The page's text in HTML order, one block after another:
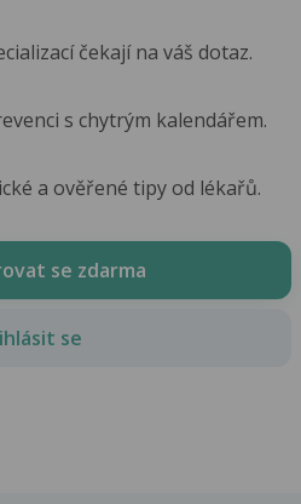
čekají na váš dotaz.
s chytrým kalendářem.
a ověřené tipy od lékařů.
se zdarma
se